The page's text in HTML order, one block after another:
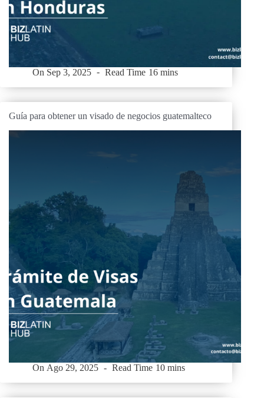
On Sep 3, 2025 Read Time 16 mins
Guía para obtener un visado de negocios guatemalteco
On Ago 29, 2025 Read Time 10 mins